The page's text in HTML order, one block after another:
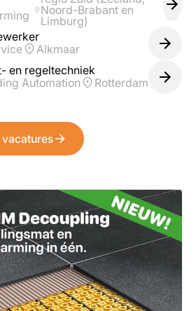
Noord-Brabant en
Limburg)
Alkmaar
en regeltechniek
Automation
Rotterdam